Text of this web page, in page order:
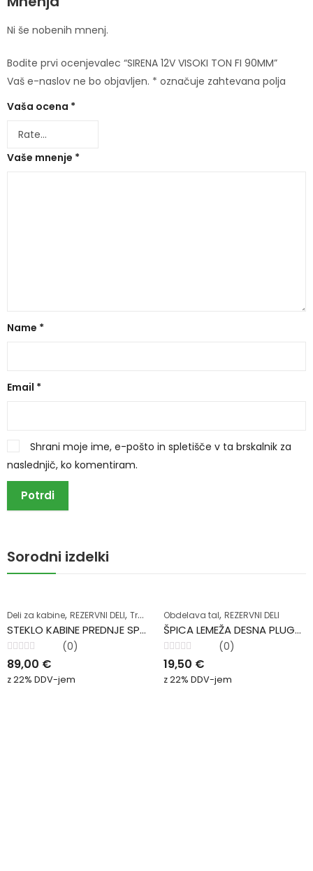
Ni še nobenih mnenj.
Bodite prvi ocenjevalec “SIRENA 12V VISOKI TON FI 90MM”
Vaš e-naslov ne bo objavljen. * označuje zahtevana polja
Vaša ocena *
Vaše mnenje *
Name *
Email *
Shrani moje ime, e-pošto in spletišče v ta brskalnik za
naslednjič, ko komentiram.
Sorodni izdelki
Deli za kabine, REZERVNI DELI, Traktorji
STEKLO KABINE PREDNJE SPODNJE DESNO NH
Ocenjeno
0
od
5
(0)
89,00 €
z 22% DDV-jem
Obdelava tal, REZERVNI DELI
ŠPICA LEMEŽA DESNA PLUGA KUHN
Ocenjeno
0
od
5
(0)
19,50 €
z 22% DDV-jem